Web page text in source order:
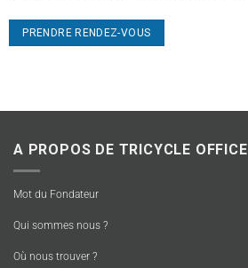
PRENDRE RENDEZ-VOUS
A PROPOS DE TRICYCLE OFFICE
Mot du Fondateur
Qui sommes nous ?
Où nous trouver ?